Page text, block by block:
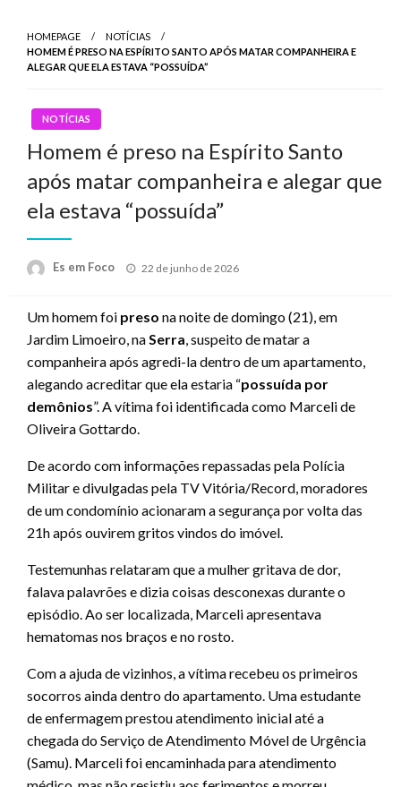
HOMEPAGE
NOTÍCIAS
HOMEM É PRESO NA ESPÍRITO SANTO APÓS MATAR COMPANHEIRA E
ALEGAR QUE ELA ESTAVA “POSSUÍDA”
NOTÍCIAS
Homem é preso na Espírito Santo
após matar companheira e alegar que
ela estava “possuída”
Es em Foco
Posted
22 de junho de 2026
Um homem foi preso na noite de domingo (21), em
Jardim Limoeiro, naSerra, suspeito de matar a
companheira após agredi-la dentro de um apartamento,
alegando acreditar que ela estaria “possuída por
demônios”. A vítima foi identificada como Marceli de
Oliveira Gottardo.
De acordo com informações repassadas pela Polícia
Militar e divulgadas pela TV Vitória/Record, moradores
de um condomínio acionaram a segurança por volta das
21h após ouvirem gritos vindos do imóvel.
Testemunhas relataram que a mulher gritava de dor,
falava palavrões e dizia coisas desconexas durante o
episódio. Ao ser localizada, Marceli apresentava
hematomas nos braços e no rosto.
Com a ajuda de vizinhos, a vítima recebeu os primeiros
socorros ainda dentro do apartamento. Uma estudante
de enfermagem prestou atendimento inicial até a
chegada do Serviço de Atendimento Móvel de Urgência
(Samu). Marceli foi encaminhada para atendimento